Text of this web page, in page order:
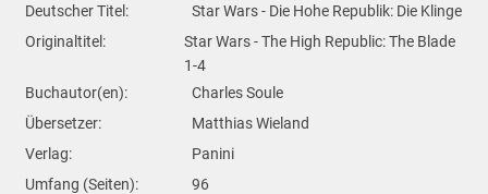
Deutscher Titel:
Star Wars - Die Hohe Republik: Die Klinge
Originaltitel:
Star Wars - The High Republic: The Blade
1-4
Buchautor(en):
Charles Soule
Übersetzer:
Matthias Wieland
Verlag:
Panini
Umfang (Seiten):
96